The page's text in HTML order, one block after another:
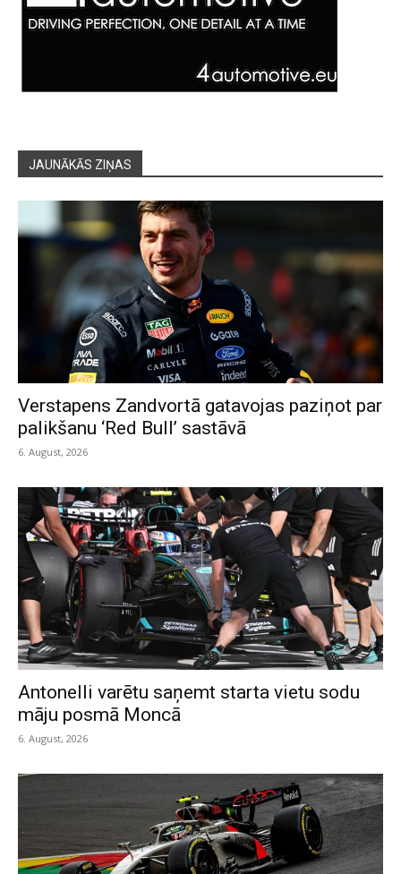
JAUNĀKĀS ZIŅAS
Verstapens Zandvortā gatavojas paziņot par
palikšanu ‘Red Bull’ sastāvā
6. August, 2026
Antonelli varētu saņemt starta vietu sodu
māju posmā Moncā
6. August, 2026